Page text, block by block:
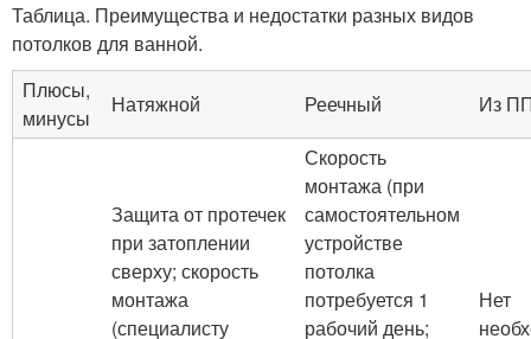
Таблица. Преимущества и недостатки разных видов
потолков для ванной.
Плюсы,
минусы
Натяжной Реечный Из
Защита от протечек
при затоплении
сверху; скорость
монтажа
(специалисту
Скорость
монтажа (при
самостоятельном
устройстве
потолка
потребуется 1
рабочий день;
Нет